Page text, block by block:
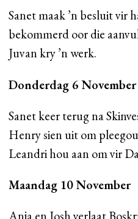
Sanet maak ’n besluit vir
bekommerd oor die
Juvan kry ’n werk.
Donderdag 6 November
Sanet keer terug na
Henry sien uit om
Leandri hou aan om vir
Maandag 10 November